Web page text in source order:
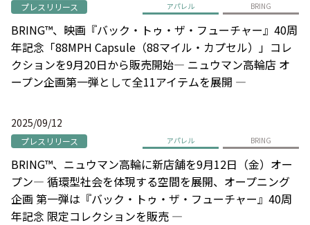
プレスリリース アパレル BRING
BRING™、映画『バック・トゥ・ザ・フューチャー』40周
年記念「88MPH Capsule（88マイル・カプセル）」コレ
クションを9月20日から販売開始― ニュウマン高輪店 オ
ープン企画第一弾として全11アイテムを展開 ―
2025/09/12
プレスリリース アパレル BRING
BRING™、ニュウマン高輪に新店舗を9月12日（金）オー
プン― 循環型社会を体現する空間を展開、オープニング
企画 第一弾は『バック・トゥ・ザ・フューチャー』40周
年記念 限定コレクションを販売 ―